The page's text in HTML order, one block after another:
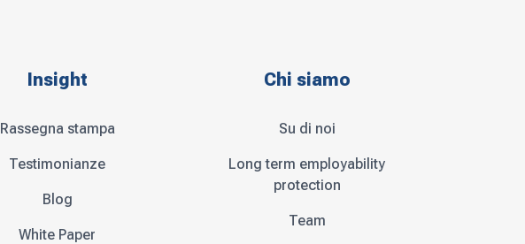
Insight
Rassegna stampa
Testimonianze
Blog
White Paper
Chi siamo
Su di noi
Long term employability
protection
Team